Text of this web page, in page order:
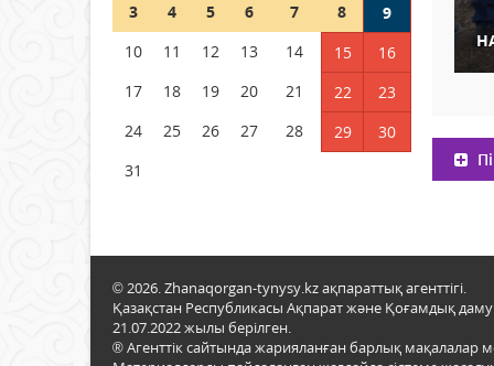
Шетелде жүрген Қазақстан
азаматтары қалай дауыс
бере алады?
3
4 5 6 7 8
9
10
11 12 13 14 15
16
17
18 19 20 21 22
23
24
25 26 27 28 29
30
31
© 2026. Zhanaqorgan-tynysy.kz ақпараттық агенттігі.
Қазақстан Республикасы Ақпарат және Қоғамдық даму
21.07.2022 жылы берілген.
® Агенттік сайтында жарияланған барлық